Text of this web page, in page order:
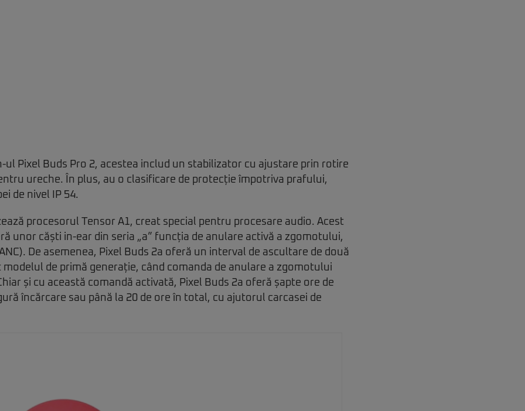
ul Pixel Buds Pro 2, acestea includ un stabilizator cu ajustare prin rotire
ureche. În plus, au o clasificare de protecție împotriva prafului,
de nivel IP 54.
procesorul Tensor A1, creat special pentru procesare audio. Acest
unor căști in-ear din seria „a” funcția de anulare activă a zgomotului,
De asemenea, Pixel Buds 2a oferă un interval de ascultare de două
modelul de primă generație, când comanda de anulare a zgomotului
și cu această comandă activată, Pixel Buds 2a oferă șapte ore de
încărcare sau până la 20 de ore în total, cu ajutorul carcasei de